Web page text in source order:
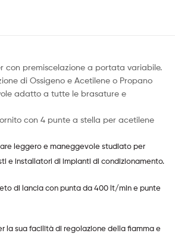
con premiscelazione a portata variabile.
di Ossigeno e Acetilene o Propano
adatto a tutte le brasature e
con 4 punte a stella per acetilene
leggero e maneggevole studiato per
e installatori di impianti di condizionamento.
di lancia con punta da 400 lt/min e punte
la sua facilità di regolazione della fiamma e